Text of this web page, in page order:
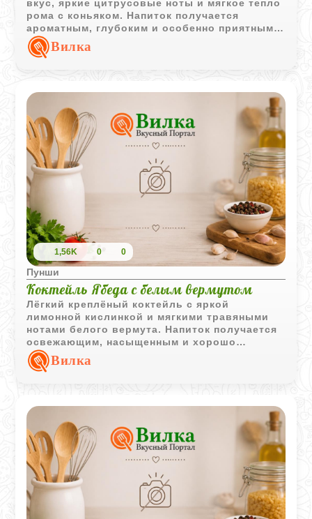
вкус, яркие цитрусовые ноты и мягкое тепло
рома с коньяком. Напиток получается
ароматным, глубоким и особенно приятным
для неспешной подачи в холодное время
года.Вилка
1,56K 0 0
Пунши
Коктейль Ябеда с белым вермутом
Лёгкий креплёный коктейль с яркой
лимонной кислинкой и мягкими травяными
нотами белого вермута. Напиток получается
освежающим, насыщенным и хорошо
подходит для подачи в компании.
Вилка